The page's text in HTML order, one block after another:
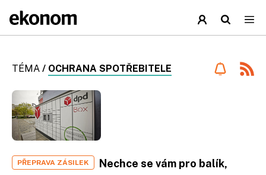
TÉMA / OCHRANA SPOTŘEBITELE
PŘEPRAVA ZÁSILEK
Nechce se vám pro balík,